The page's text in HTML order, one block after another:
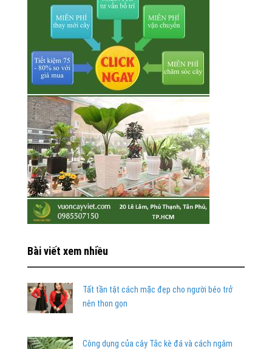
Bài viết xem nhiều
Tất tần tật cách mặc đẹp cho người béo trở
nên thon gọn
Công dụng của cây Tắc kè đá và cách ngâm